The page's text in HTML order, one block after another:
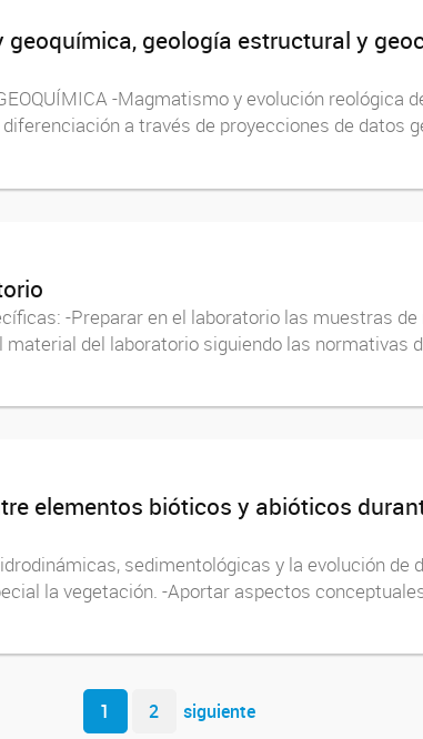
geología estructural y
-Magmatismo y evolución
a través de proyecciones de datos
-Preparar en el laboratorio las muestras
del laboratorio siguiendo las normativas
elementos bióticos y abióticos
sedimentológicas y la evolución
la vegetación. -Aportar aspectos
1 2 siguiente